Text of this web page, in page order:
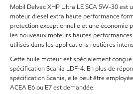
Mobil Delvac XHP Ultra LE SCA 5W-30 est
moteur diesel extra haute performance
protection exceptionnelle et une économie
les nouveaux moteurs hautes
utilisés dans les applications routières
Cette huile moteur est spécialement
spécification Scania LDF-4. En plus de
spécification Scania, elle peut être
ACEA E6 ou E7 est demandée.